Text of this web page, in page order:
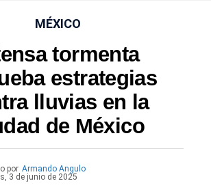
MÉXICO
tormenta
estrategias
lluvias en la
de México
por Armando Angulo
3 de junio de 2025